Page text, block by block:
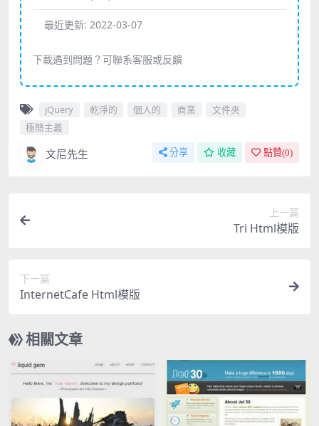
最近更新: 2022-03-07
下載遇到問題？可聯系客服或反饋
jQuery 乾淨的 個人的 商業
文件夾
極簡主義
文尼先生 分享 收藏 點贊(0)
上一篇
Tri Html模版
下一篇
InternetCafe Html模版
相關文章